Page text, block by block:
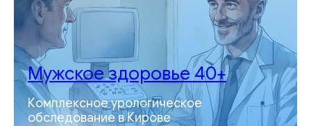
Мужское здоровье 40+
Комплексное урологическое
обследование в Кирове